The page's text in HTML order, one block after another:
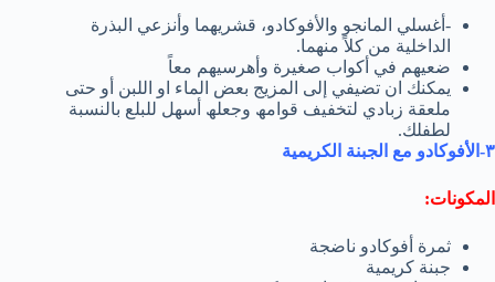
-أغسلي المانجو والأفوكادو، قشریھما وأنزعي البذرة
الداخلیة من كلاً منھما.
ضعیھم في أكواب صغیرة وأھرسیھم معاً
یمكنك ان تضیفي إلى المزیج بعض الماء او اللبن أو حتى
ملعقة زبادي لتخفیف قوامھ وجعلھ أسھل للبلع بالنسبة
لطفلك.
٣-الأفوكادو مع الجبنة الكریمیة
المكونات:
ثمرة أفوكادو ناضجة
جبنة كریمیة